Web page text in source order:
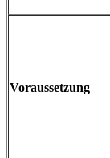
Voraussetzung